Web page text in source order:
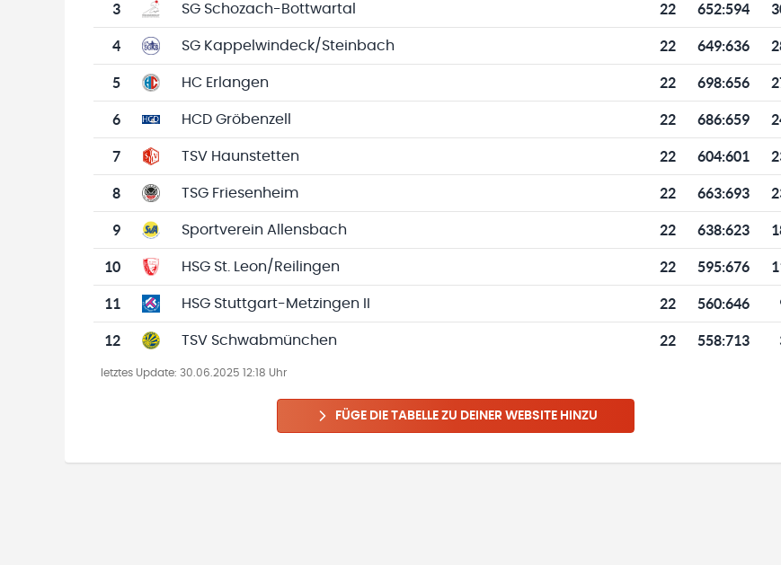
3 SG Schozach-Bottwartal 22 652:594
4 SG Kappelwindeck/Steinbach 22 649:636
5 HC Erlangen 22 698:656
6 HCD Gröbenzell 22 686:659
7 TSV Haunstetten 22 604:601
8 TSG Friesenheim 22 663:693
9 Sportverein Allensbach 22 638:623
10 HSG St. Leon/Reilingen 22 595:676
11 HSG Stuttgart-Metzingen II 22 560:646
12 TSV Schwabmünchen 22 558:713
letztes Update: 30.06.2025 12:18 Uhr
FÜGE DIE TABELLE ZU DEINER WEBSITE HINZU